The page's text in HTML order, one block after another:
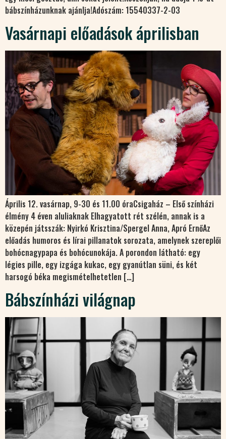
bábszínházunknak ajánlja!Adószám: 15540337-2-03
Vasárnapi előadások áprilisban
Április 12. vasárnap, 9-30 és 11.00 óraCsigaház – Első színházi
élmény 4 éven aluliaknak Elhagyatott rét szélén, annak is a
közepén játsszák: Nyirkó Krisztina/Spergel Anna, Apró ErnőAz
előadás humoros és lírai pillanatok sorozata, amelynek szereplői
bohócnagypapa és bohócunokája. A porondon látható: egy
légies pille, egy izgága kukac, egy gyanútlan süni, és két
harsogó béka megismételhetetlen […]
Bábszínházi világnap